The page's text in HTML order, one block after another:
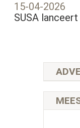
15-04-2026
SUSA